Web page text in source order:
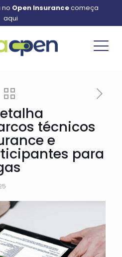
Open Insurancecomeça
aqui
técnicos
e
para